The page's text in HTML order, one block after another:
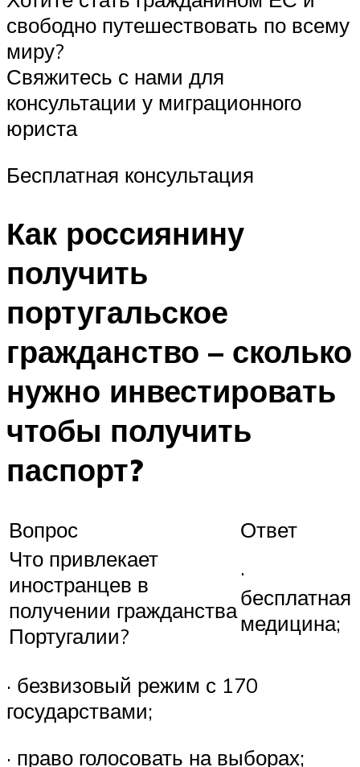
свободно путешествовать по всему
миру?
Свяжитесь с нами для
консультации у миграционного
юриста
Бесплатная консультация
Как россиянину
получить
португальское
гражданство – сколько
нужно инвестировать
чтобы получить
паспорт?
Вопрос
Ответ
Что привлекает
иностранцев в
получении гражданства
Португалии?
·
бесплатная
медицина;
· безвизовый режим с 170
государствами;
· право голосовать на выборах;